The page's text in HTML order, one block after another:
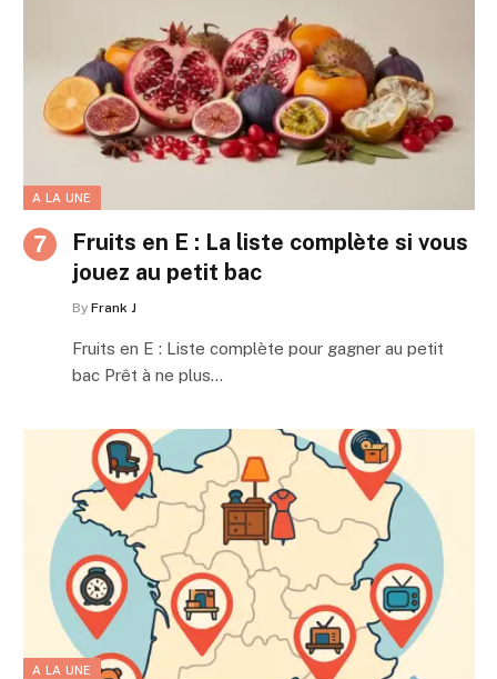
A LA UNE
Fruits en E : La liste complète si vous
jouez au petit bac
By Frank J
Fruits en E : Liste complète pour gagner au petit
bac Prêt à ne plus…
A LA UNE